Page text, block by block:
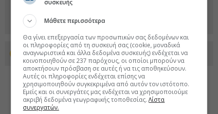
Προσθέστε το euro2day.gr στο Discover
συσκευής
Μάθετε περισσότερα
Θα γίνει επεξεργασία των προσωπικών σας δεδομένων και
οι πληροφορίες από τη συσκευή σας (cookie, μοναδικά
αναγνωριστικά και άλλα δεδομένα συσκευής) ενδέχεται να
κοινοποιηθούν σε 237 παρόχους, οι οποίοι μπορούν να
αποκτήσουν πρόσβαση σε αυτές ή να τις αποθηκεύσουν.
Αυτές οι πληροφορίες ενδέχεται επίσης να
χρησιμοποιηθούν συγκεκριμένα από αυτόν τον ιστότοπο.
Εμείς και οι συνεργάτες μας ενδέχεται να χρησιμοποιούμε
ακριβή δεδομένα γεωγραφικής τοποθεσίας.Λίστα
συνεργατών.